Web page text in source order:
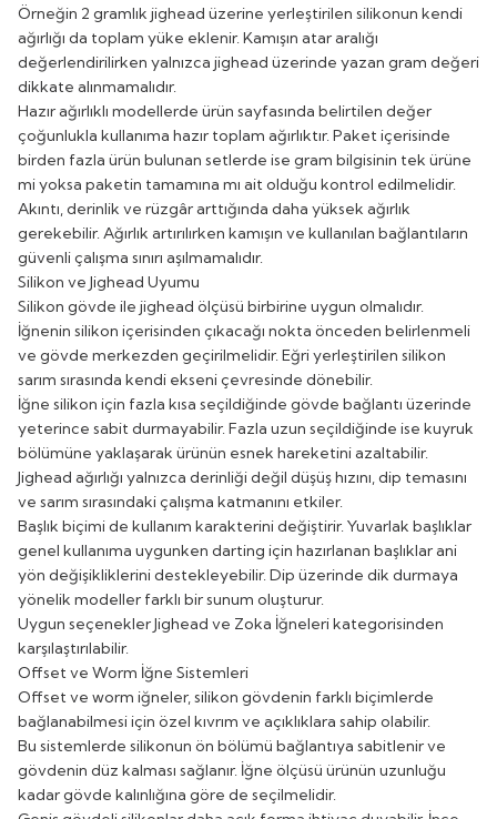
Örneğin 2 gramlık jighead üzerine yerleştirilen silikonun kendi
ağırlığı da toplam yüke eklenir. Kamışın atar aralığı
değerlendirilirken yalnızca jighead üzerinde yazan gram değeri
dikkate alınmamalıdır.
Hazır ağırlıklı modellerde ürün sayfasında belirtilen değer
çoğunlukla kullanıma hazır toplam ağırlıktır. Paket içerisinde
birden fazla ürün bulunan setlerde ise gram bilgisinin tek ürüne
mi yoksa paketin tamamına mı ait olduğu kontrol edilmelidir.
Akıntı, derinlik ve rüzgâr arttığında daha yüksek ağırlık
gerekebilir. Ağırlık artırılırken kamışın ve kullanılan bağlantıların
güvenli çalışma sınırı aşılmamalıdır.
Silikon ve Jighead Uyumu
Silikon gövde ile jighead ölçüsü birbirine uygun olmalıdır.
İğnenin silikon içerisinden çıkacağı nokta önceden belirlenmeli
ve gövde merkezden geçirilmelidir. Eğri yerleştirilen silikon
sarım sırasında kendi ekseni çevresinde dönebilir.
İğne silikon için fazla kısa seçildiğinde gövde bağlantı üzerinde
yeterince sabit durmayabilir. Fazla uzun seçildiğinde ise kuyruk
bölümüne yaklaşarak ürünün esnek hareketini azaltabilir.
Jighead ağırlığı yalnızca derinliği değil düşüş hızını, dip temasını
ve sarım sırasındaki çalışma katmanını etkiler.
Başlık biçimi de kullanım karakterini değiştirir. Yuvarlak başlıklar
genel kullanıma uygunken darting için hazırlanan başlıklar ani
yön değişikliklerini destekleyebilir. Dip üzerinde dik durmaya
yönelik modeller farklı bir sunum oluşturur.
Uygun seçeneklerJighead ve Zoka İğnelerikategorisinden
karşılaştırılabilir.
Offset ve Worm İğne Sistemleri
Offset ve worm iğneler, silikon gövdenin farklı biçimlerde
bağlanabilmesi için özel kıvrım ve açıklıklara sahip olabilir.
Bu sistemlerde silikonun ön bölümü bağlantıya sabitlenir ve
gövdenin düz kalması sağlanır. İğne ölçüsü ürünün uzunluğu
kadar gövde kalınlığına göre de seçilmelidir.